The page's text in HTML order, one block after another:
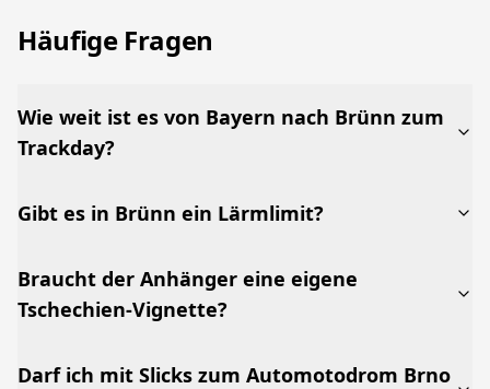
Häufige Fragen
Wie weit ist es von Bayern nach Brünn zum
Trackday?
Gibt es in Brünn ein Lärmlimit?
Braucht der Anhänger eine eigene
Tschechien-Vignette?
Darf ich mit Slicks zum Automotodrom Brno